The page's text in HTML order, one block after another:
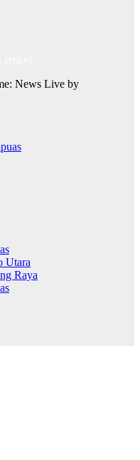
News Live by
Utara
Raya